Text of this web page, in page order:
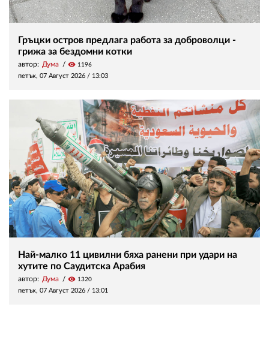
Гръцки остров предлага работа за доброволци -
грижа за бездомни котки
автор: Дума visibility 1196
петък, 07 Август 2026 / 13:03
Най-малко 11 цивилни бяха ранени при удари на
хутите по Саудитска Арабия
автор: Дума visibility 1320
петък, 07 Август 2026 / 13:01